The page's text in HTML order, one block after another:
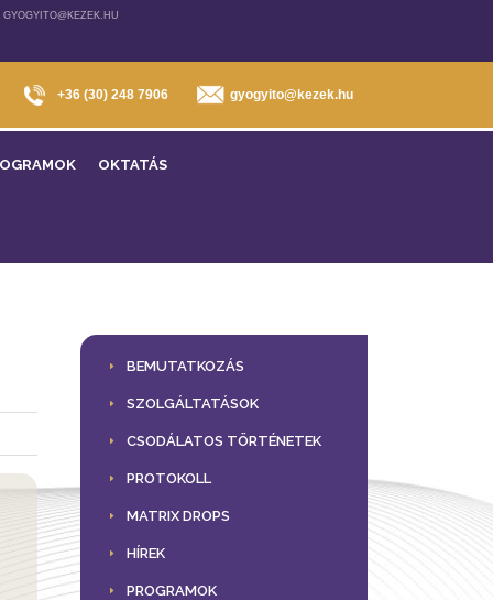
+36 (30) 248 7906 gyogyito@kezek.hu
OKTATÁS
BEMUTATKOZÁS
SZOLGÁLTATÁSOK
CSODÁLATOS TÖRTÉNETEK
PROTOKOLL
MATRIX DROPS
HÍREK
PROGRAMOK